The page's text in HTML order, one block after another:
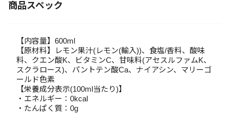
商品スペック
【内容量】600ml
【原材料】レモン果汁(レモン(輸入))、食塩/香料、酸味
料、クエン酸K、ビタミンC、甘味料(アセスルファムK、
スクラロース)、パントテン酸Ca、ナイアシン、マリーゴ
ールド色素
【栄養成分表示(100ml当たり)】
・エネルギー：0kcal
・たんぱく質：0g